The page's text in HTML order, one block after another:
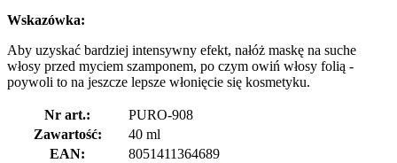
Wskazówka:
Aby uzyskać bardziej intensywny efekt, nałóż maskę na suche
włosy przed myciem szamponem, po czym owiń włosy folią -
poywoli to na jeszcze lepsze włonięcie się kosmetyku.
Nr art.:
PURO-908
Zawartość:
40 ml
EAN:
8051411364689